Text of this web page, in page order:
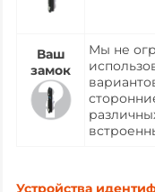
Ваш
замок
Мы не
Устройства